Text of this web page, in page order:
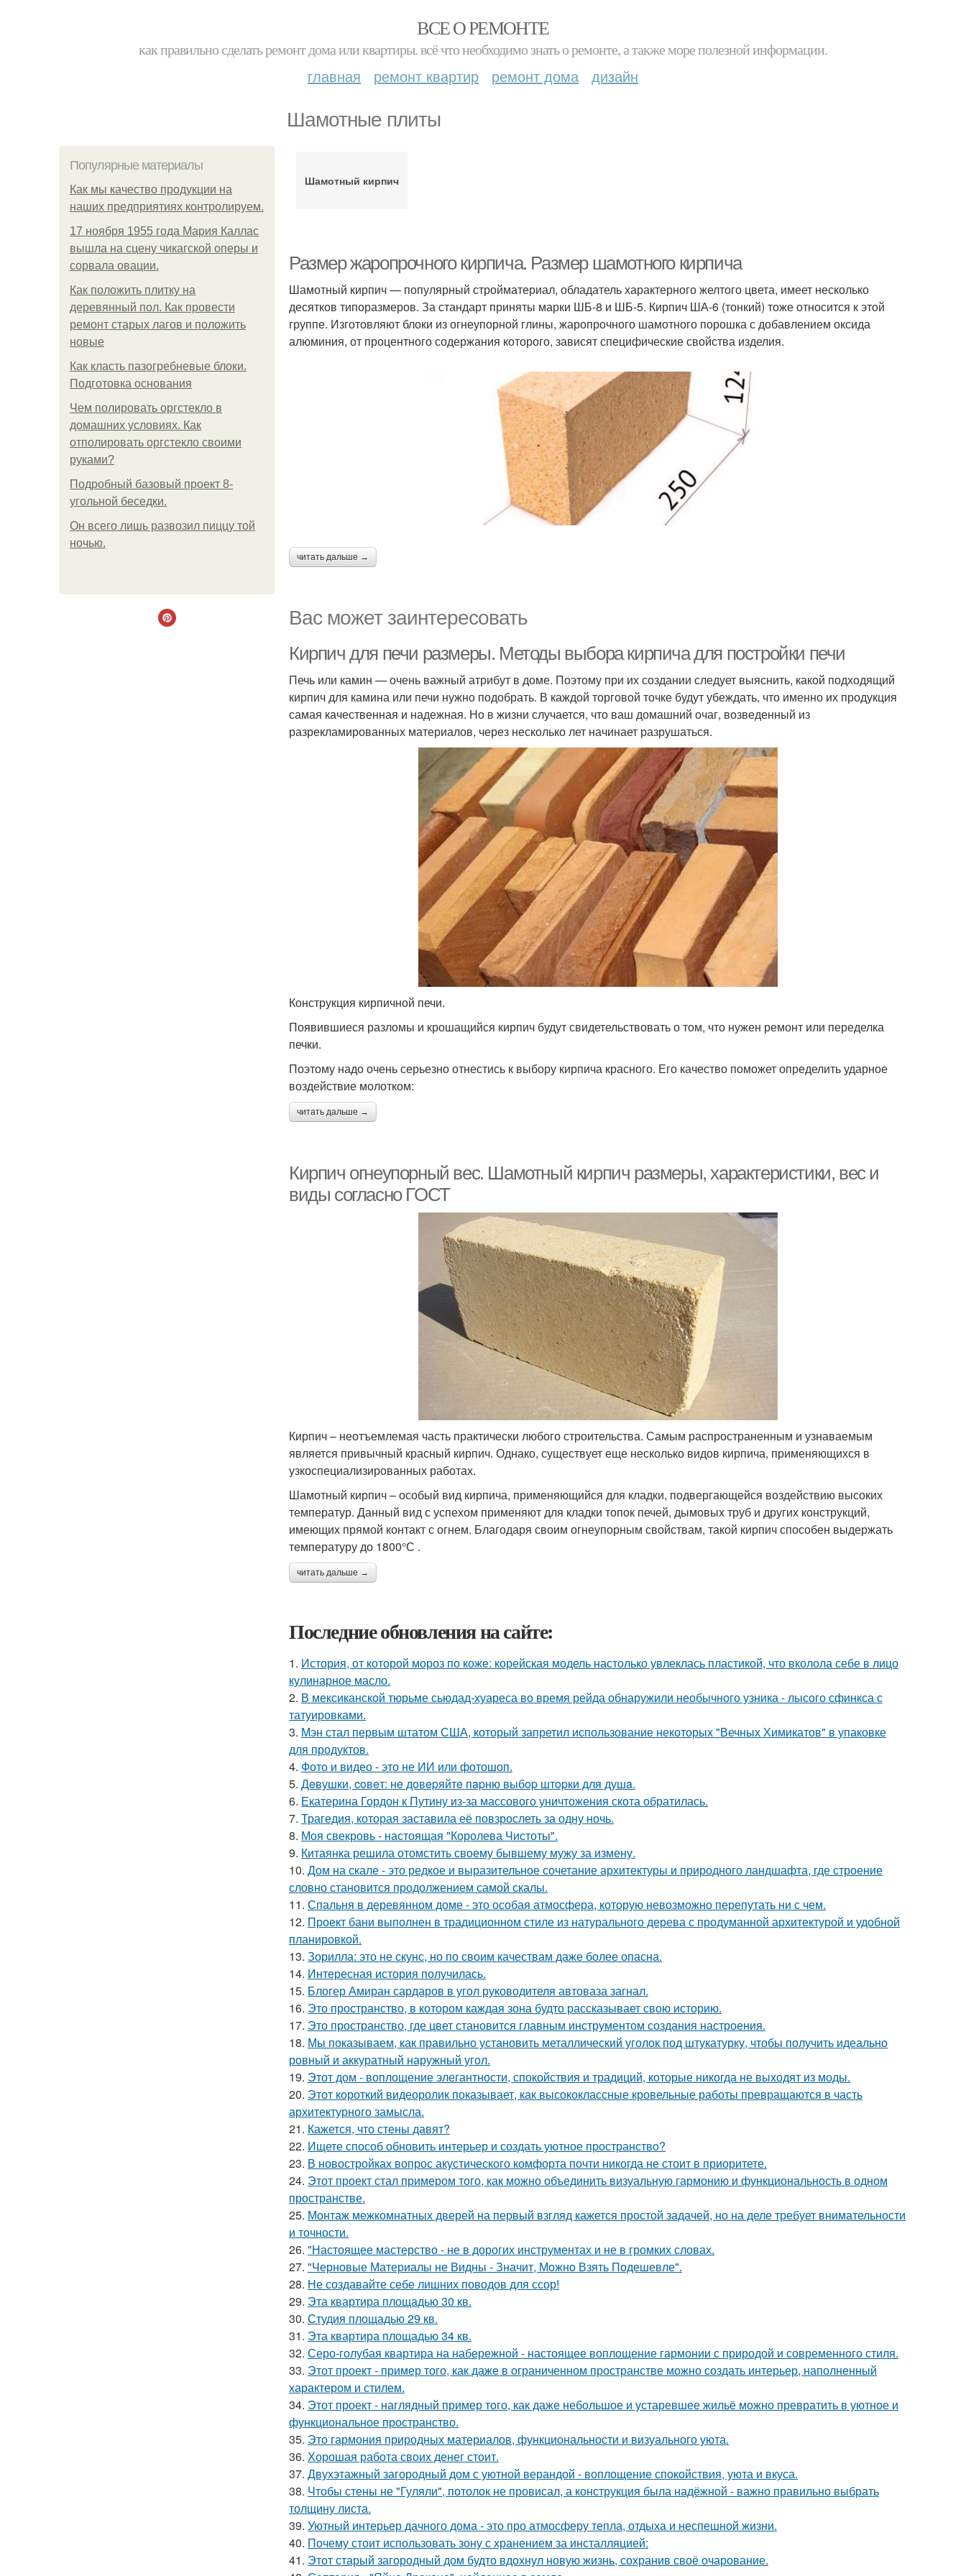
ВСЕ О РЕМОНТЕ
как правильно сделать ремонт дома или квартиры. всё что необходимо знать о ремонте, а также море полезной информации.
главная ремонт квартир ремонт дома дизайн
Шамотные плиты
Популярные материалы
Как мы качество продукции на
наших предприятиях контролируем.
17 ноября 1955 года Мария Каллас
вышла на сцену чикагской оперы и
сорвала овации.
Как положить плитку на
деревянный пол. Как провести
ремонт старых лагов и положить
новые
Как класть пазогребневые блоки.
Подготовка основания
Чем полировать оргстекло в
домашних условиях. Как
отполировать оргстекло своими
руками?
Подробный базовый проект 8-
угольной беседки.
Он всего лишь развозил пиццу той
ночью.
Шамотный кирпич
Размер жаропрочного кирпича. Размер шамотного кирпича
Шамотный кирпич — популярный стройматериал, обладатель характерного желтого цвета, имеет несколько
десятков типоразмеров. За стандарт приняты марки ШБ-8 и ШБ-5. Кирпич ША-6 (тонкий) тоже относится к этой
группе. Изготовляют блоки из огнеупорной глины, жаропрочного шамотного порошка с добавлением оксида
алюминия, от процентного содержания которого, зависят специфические свойства изделия.
читать дальше →
Вас может заинтересовать
Кирпич для печи размеры. Методы выбора кирпича для постройки печи
Печь или камин — очень важный атрибут в доме. Поэтому при их создании следует выяснить, какой подходящий
кирпич для камина или печи нужно подобрать. В каждой торговой точке будут убеждать, что именно их продукция
самая качественная и надежная. Но в жизни случается, что ваш домашний очаг, возведенный из
разрекламированных материалов, через несколько лет начинает разрушаться.
Конструкция кирпичной печи.
Появившиеся разломы и крошащийся кирпич будут свидетельствовать о том, что нужен ремонт или переделка
печки.
Поэтому надо очень серьезно отнестись к выбору кирпича красного. Его качество поможет определить ударное
воздействие молотком:
читать дальше →
Кирпич огнеупорный вес. Шамотный кирпич размеры, характеристики, вес и
виды согласно ГОСТ
Кирпич – неотъемлемая часть практически любого строительства. Самым распространенным и узнаваемым
является привычный красный кирпич. Однако, существует еще несколько видов кирпича, применяющихся в
узкоспециализированных работах.
Шамотный кирпич – особый вид кирпича, применяющийся для кладки, подвергающейся воздействию высоких
температур. Данный вид с успехом применяют для кладки топок печей, дымовых труб и других конструкций,
имеющих прямой контакт с огнем. Благодаря своим огнеупорным свойствам, такой кирпич способен выдержать
температуру до 1800°С .
читать дальше →
Последние обновления на сайте:
1. История, от которой мороз по коже: корейская модель настолько увлеклась пластикой, что вколола себе в лицо
кулинарное масло.
2. В мексиканской тюрьме сьюдад-хуареса во время рейда обнаружили необычного узника - лысого сфинкса с
татуировками.
3. Мэн стал первым штатом США, который запретил использование некоторых "Вечных Химикатов" в упаковке
для продуктов.
4. Фото и видео - это не ИИ или фотошоп.
5. Дeвушки, coвeт: нe дoвepяйтe пapню выбop штopки для душa.
6. Екатерина Гордон к Путину из-за массового уничтожения скота обратилась.
7. Трагедия, которая заставила её повзрослеть за одну ночь.
8. Моя свекровь - настоящая "Королева Чистоты".
9. Китаянка решила отомстить своему бывшему мужу за измену.
10. Дом на скале - это редкое и выразительное сочетание архитектуры и природного ландшафта, где строение
словно становится продолжением самой скалы.
11. Спальня в деревянном доме - это особая атмосфера, которую невозможно перепутать ни с чем.
12. Проект бани выполнен в традиционном стиле из натурального дерева с продуманной архитектурой и удобной
планировкой.
13. Зорилла: это не скунс, но по своим качествам даже более опасна.
14. Интересная история получилась.
15. Блогер Амиран сардаров в угол руководителя автоваза загнал.
16. Это пространство, в котором каждая зона будто рассказывает свою историю.
17. Это пространство, где цвет становится главным инструментом создания настроения.
18. Мы показываем, как правильно установить металлический уголок под штукатурку, чтобы получить идеально
ровный и аккуратный наружный угол.
19. Этот дом - воплощение элегантности, спокойствия и традиций, которые никогда не выходят из моды.
20. Этот короткий видеоролик показывает, как высококлассные кровельные работы превращаются в часть
архитектурного замысла.
21. Кажется, что стены давят?
22. Ищете способ обновить интерьер и создать уютное пространство?
23. В новостройках вопрос акустического комфорта почти никогда не стоит в приоритете.
24. Этот проект стал примером того, как можно объединить визуальную гармонию и функциональность в одном
пространстве.
25. Монтаж межкомнатных дверей на первый взгляд кажется простой задачей, но на деле требует внимательности
и точности.
26. "Настоящее мастерство - не в дорогих инструментах и не в громких словах.
27. "Черновые Материалы не Видны - Значит, Можно Взять Подешевле".
28. Не создавайте себе лишних поводов для ссор!
29. Эта квартира площадью 30 кв.
30. Студия площадью 29 кв.
31. Эта квартира площадью 34 кв.
32. Серо-голубая квартира на набережной - настоящее воплощение гармонии с природой и современного стиля.
33. Этот проект - пример того, как даже в ограниченном пространстве можно создать интерьер, наполненный
характером и стилем.
34. Этот проект - наглядный пример того, как даже небольшое и устаревшее жильё можно превратить в уютное и
функциональное пространство.
35. Это гармония природных материалов, функциональности и визуального уюта.
36. Хорошая работа своих денег стоит.
37. Двухэтажный загородный дом с уютной верандой - воплощение спокойствия, уюта и вкуса.
38. Чтобы стены не "Гуляли", потолок не провисал, а конструкция была надёжной - важно правильно выбрать
толщину листа.
39. Уютный интерьер дачного дома - это про атмосферу тепла, отдыха и неспешной жизни.
40. Почему стоит использовать зону с хранением за инсталляцией:
41. Этот старый загородный дом будто вдохнул новую жизнь, сохранив своё очарование.